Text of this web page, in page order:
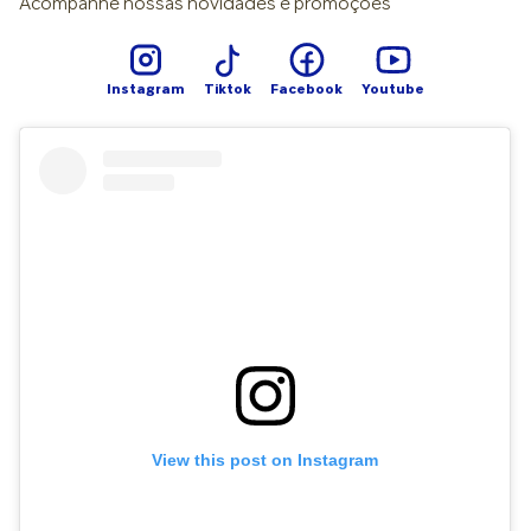
entre os pés. O perigo
genéricas, como comprar
um tênis que promete
grau do problema. Às
Algumas alternativas são:
personalizadas; Calçados
adequados; Fisioterapia
da marcha. Lembre-se:
apresentar desafios
adicionais, mas não há
como prever qual tipo de
pés pronados podem
Acompanhe nossas novidades e promoções
Instagram Tiktok Facebook Youtube
View this post on Instagram